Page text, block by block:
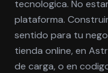
tecnologica. No
plataforma.
sentido para tu
tienda online, en
de carga, o en